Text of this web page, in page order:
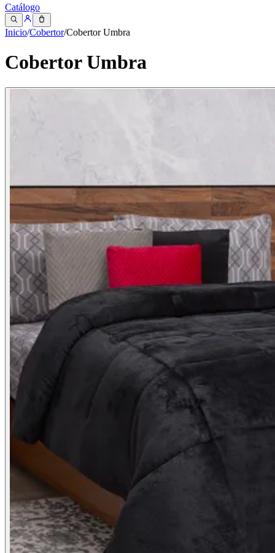
Catálogo
Inicio/Cobertor/Cobertor Umbra
Cobertor Umbra